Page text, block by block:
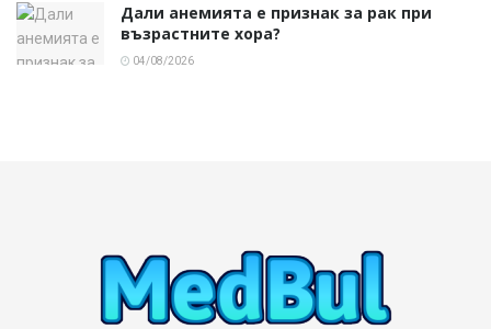
Дали анемията е признак за рак при
възрастните хора?
04/08/2026